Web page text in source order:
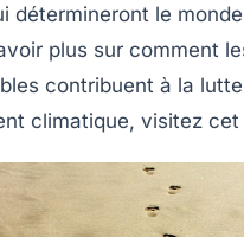
détermineront le
plus sur comment
contribuent à la
climatique, visitez cet